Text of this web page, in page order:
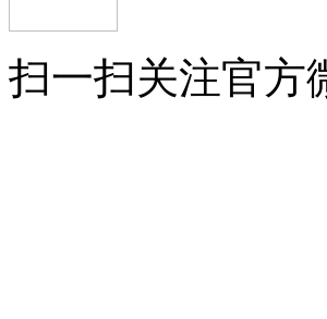
扫一扫关注官方